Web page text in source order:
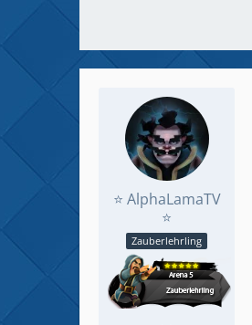
⭐ AlphaLamaTV
⭐
Zauberlehrling